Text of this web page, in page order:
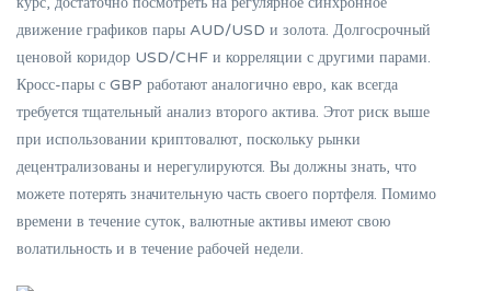
движение графиков пары AUD/USD и золота. Долгосрочный
ценовой коридор USD/CHF и корреляции с другими парами.
Кросс-пары с GBP работают аналогично евро, как всегда
требуется тщательный анализ второго актива. Этот риск выше
при использовании криптовалют, поскольку рынки
децентрализованы и нерегулируются. Вы должны знать, что
можете потерять значительную часть своего портфеля. Помимо
времени в течение суток, валютные активы имеют свою
волатильность и в течение рабочей недели.